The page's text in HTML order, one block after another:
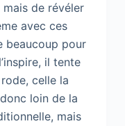
mais de révéler
avec ces
beaucoup pour
il tente
celle la
loin de la
mais